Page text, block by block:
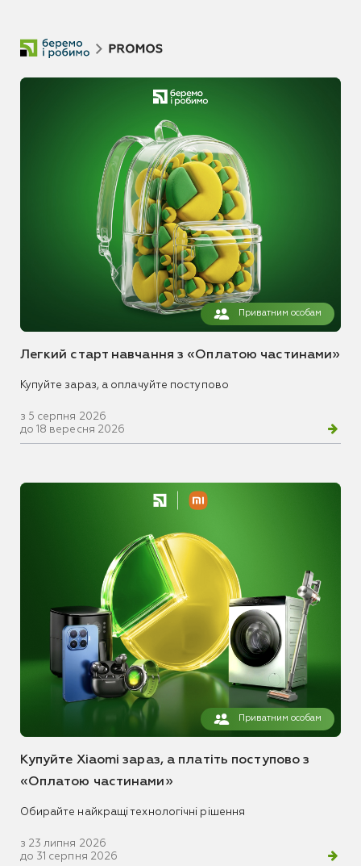
Приватним особам
Легкий старт навчання з «Оплатою частинами»
Купуйте зараз, а оплачуйте поступово
з 5 серпня 2026
до 18 вересня 2026
Приватним особам
Купуйте Xiaomi зараз, а платіть поступово з
«Оплатою частинами»
Обирайте найкращі технологічні рішення
з 23 липня 2026
до 31 серпня 2026